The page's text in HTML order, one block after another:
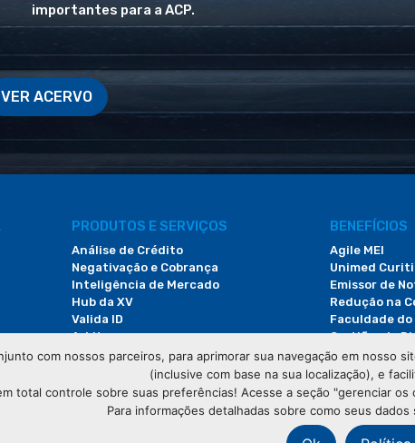
importantes para a ACP.
VER ACERVO
PRODUTOS E SERVIÇOS
Análise de Crédito
Negativação e Cobrança
Inteligência de Mercado
Hub da XV
Valida ID
Arbitac
Locação de Espaços
BENEFÍCIOS
Agile MEI
Unimed
Emissor de
Redução na
Faculdade do
Certificado
com nossos parceiros, para aprimorar sua navegação em nosso
(inclusive com base na sua localização), e
total controle sobre suas preferências! Acesse a seção "gerenciar
Para informações detalhadas sobre como seus